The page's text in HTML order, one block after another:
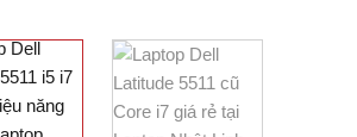
giá rẻ
học
phẩm